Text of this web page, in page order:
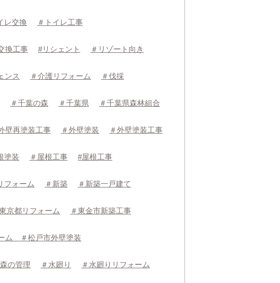
レ交換 ＃トイレ工事
換工事 #リシェント ＃リゾート向き
ンス ＃介護リフォーム ＃伐採
＃千葉の森 ＃千葉県 ＃千葉県森林組合
壁再塗装工事 ＃外壁塗装 ＃外壁塗装工事
塗装 ＃屋根工事 #屋根工事
フォーム ＃新築 ＃新築一戸建て
京都リフォーム ＃東金市新築工事
ム ＃松戸市外壁塗装
の管理 ＃水廻り ＃水廻りリフォーム